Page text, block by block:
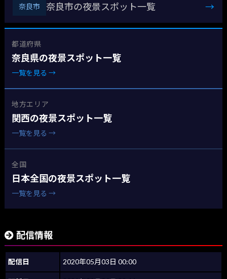
奈良市 奈良市の夜景スポット一覧 →
都道府県
奈良県の夜景スポット一覧
一覧を見る →
地方エリア
関西の夜景スポット一覧
一覧を見る →
全国
日本全国の夜景スポット一覧
一覧を見る →
配信情報
配信日 2020年05月03日 00:00